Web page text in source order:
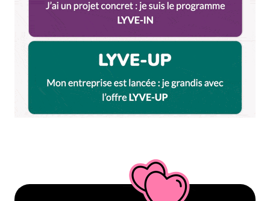
parenthèse apaisante dans ce petit coin de
paradis pour retrouver un peu de paix
Répondre
Je mérite de gagner un week-end au Village
Huttopia Pays de Condrieu car j’ai l’espoir que
GENEVIEVE TIMMERMAN
1 juin 2025 à 11 h 39 min
Répondre